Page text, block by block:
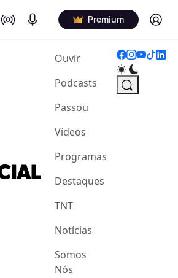
On Air Podcasts Premium Log in
Ouvir(current)
Podcasts
Passou
Vídeos
Programas
Destaques
TNT
Notícias
Somos
Nós